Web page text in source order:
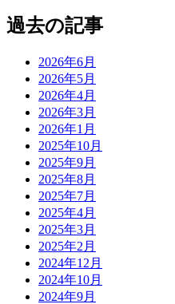
過去の記事
2026年6月
2026年5月
2026年4月
2026年3月
2026年1月
2025年10月
2025年9月
2025年8月
2025年7月
2025年4月
2025年3月
2025年2月
2024年12月
2024年10月
2024年9月